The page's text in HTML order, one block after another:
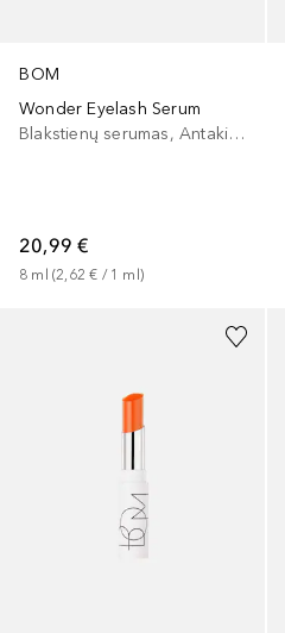
BOM
Wonder Eyelash Serum
Blakstienų serumas, Antakių serumas, Blakstienų tušo pagrindas
20,99 €
8 ml (2,62 € / 1 ml )